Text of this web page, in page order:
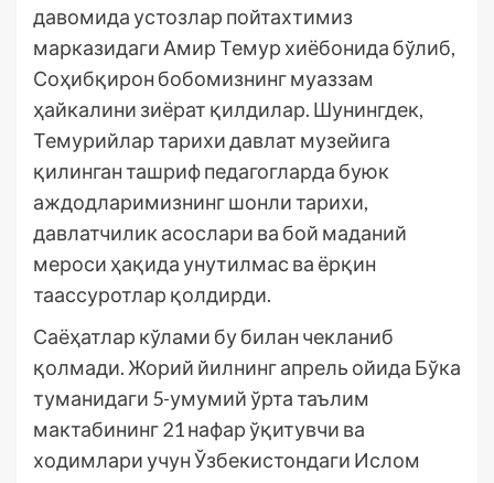
давомида устозлар пойтахтимиз
марказидаги Амир Темур хиёбонида бўлиб,
Соҳибқирон бобомизнинг муаззам
ҳайкалини зиёрат қилдилар. Шунингдек,
Темурийлар тарихи давлат музейига
қилинган ташриф педагогларда буюк
аждодларимизнинг шонли тарихи,
давлатчилик асослари ва бой маданий
мероси ҳақида унутилмас ва ёрқин
таассуротлар қолдирди.
Саёҳатлар кўлами бу билан чекланиб
қолмади. Жорий йилнинг апрель ойида Бўка
туманидаги 5-умумий ўрта таълим
мактабининг 21 нафар ўқитувчи ва
ходимлари учун Ўзбекистондаги Ислом